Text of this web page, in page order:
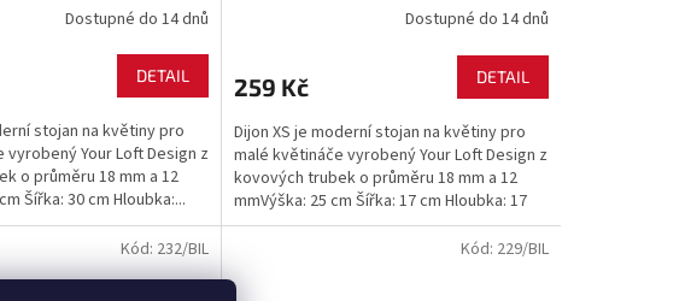
Dostupné do 14 dnů
DETAIL
stojan na květiny pro
Your Loft Design z
o průměru 18 mm a 12
Šířka: 30 cm Hloubka:...
Dostupné do 14 dnů
259 Kč DETAIL
Dijon XS je moderní stojan na květiny pro
malé květináče vyrobený Your Loft Design z
kovových trubek o průměru 18 mm a 12
mmVýška: 25 cm Šířka: 17 cm Hloubka: 17
cm Maximální...
Kód: 232/BIL Kód: 229/BIL